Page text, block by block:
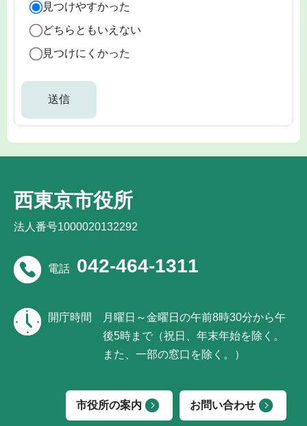
見つけやすかった
どちらともいえない
見つけにくかった
西東京市役所
法人番号1000020132292
電話 042-464-1311
開庁時間
月曜日～金曜日の午前8時30分から午
後5時まで（祝日、年末年始を除く。
また、一部の窓口を除く。）
市役所の案内 お問い合わせ